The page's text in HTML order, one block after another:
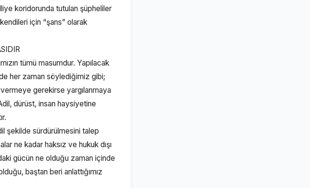
koridorunda tutulan şüpheliler
için “şans” olarak
tümü masumdur. Yapılacak
her zaman söylediğimiz gibi;
gerekirse yargılanmaya
dürüst, insan haysiyetine
şekilde sürdürülmesini talep
ne kadar haksız ve hukuk dışı
gücün ne olduğu zaman içinde
baştan beri anlattığımız